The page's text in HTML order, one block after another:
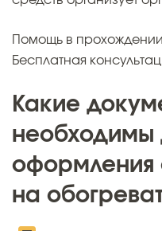
Помощь в
Бесплатная
Какие
необходимы
оформления
на